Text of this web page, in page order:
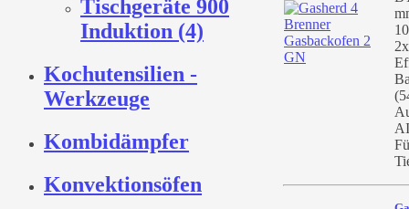
Tischgeräte 900
Induktion (4)
Kochutensilien -
Werkzeuge
Kombidämpfer
Konvektionsöfen